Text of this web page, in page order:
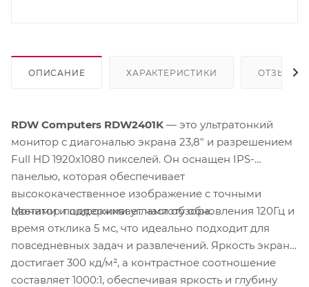
ОПИСАНИЕ ХАРАКТЕРИСТИКИ ОТЗЫВЫ
RDW Computers RDW2401K — это ультратонкий
монитор с диагональю экрана 23,8" и разрешением
Full HD 1920x1080 пикселей. Он оснащен IPS-
панелью, которая обеспечивает
высококачественное изображение с точными
цветами и широкими углами обзора.
Монитор поддерживает частоту обновления 120Гц и
время отклика 5 мс, что идеально подходит для
повседневных задач и развлечений. Яркость экрана
достигает 300 кд/м², а контрастное соотношение
составляет 1000:1, обеспечивая яркость и глубину